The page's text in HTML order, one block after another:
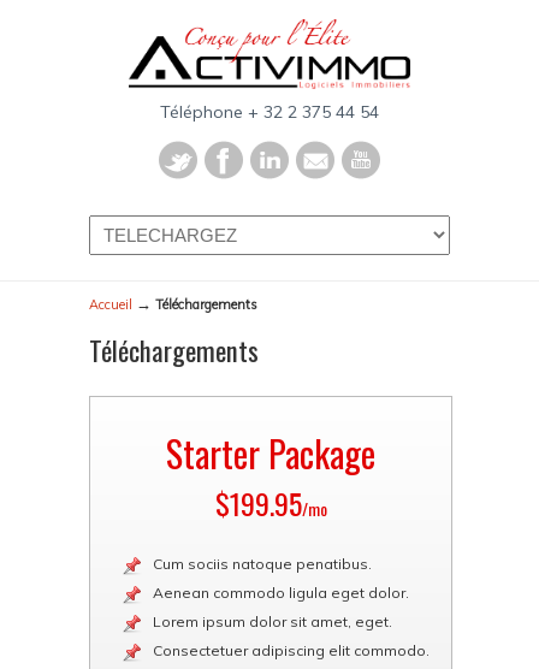
Téléphone + 32 2 375 44 54
Accueil → Téléchargements
Téléchargements
Starter Package
$199.95/mo
Cum sociis natoque penatibus.
Aenean commodo ligula eget dolor.
Lorem ipsum dolor sit amet, eget.
Consectetuer adipiscing elit commodo.